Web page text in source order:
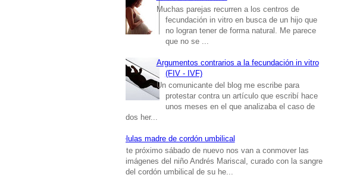
Muchas parejas recurren a los centros de
fecundación in vitro en busca de un hijo que
no logran tener de forma natural. Me parece
que no se ...
Argumentos contrarios a la fecundación in vitro
(FIV - IVF)
Un comunicante del blog me escribe para
protestar contra un artículo que escribí hace
unos meses en el que analizaba el caso de
dos her...
Células madre de cordón umbilical
Este próximo sábado de nuevo nos van a conmover las
imágenes del niño Andrés Mariscal, curado con la sangre
del cordón umbilical de su he...